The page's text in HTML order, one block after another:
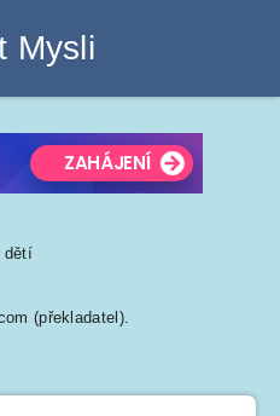
dětí
(překladatel).